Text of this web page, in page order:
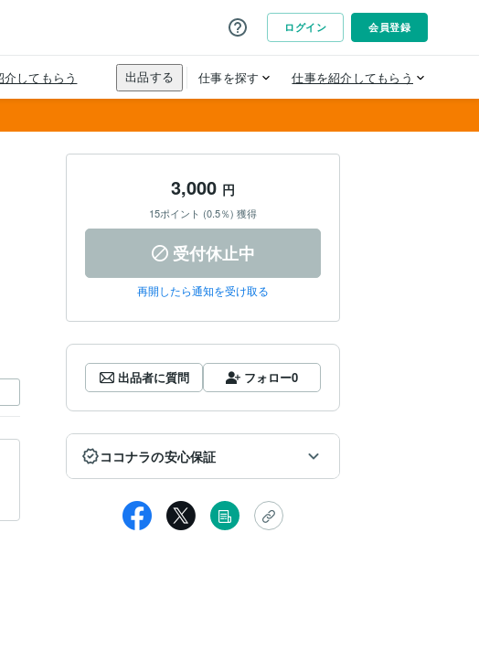
3,000 円
15ポイント (0.5％) 獲得
受付休止中
再開したら通知を受け取る
出品者に質問 フォロー0
ココナラの安心保証